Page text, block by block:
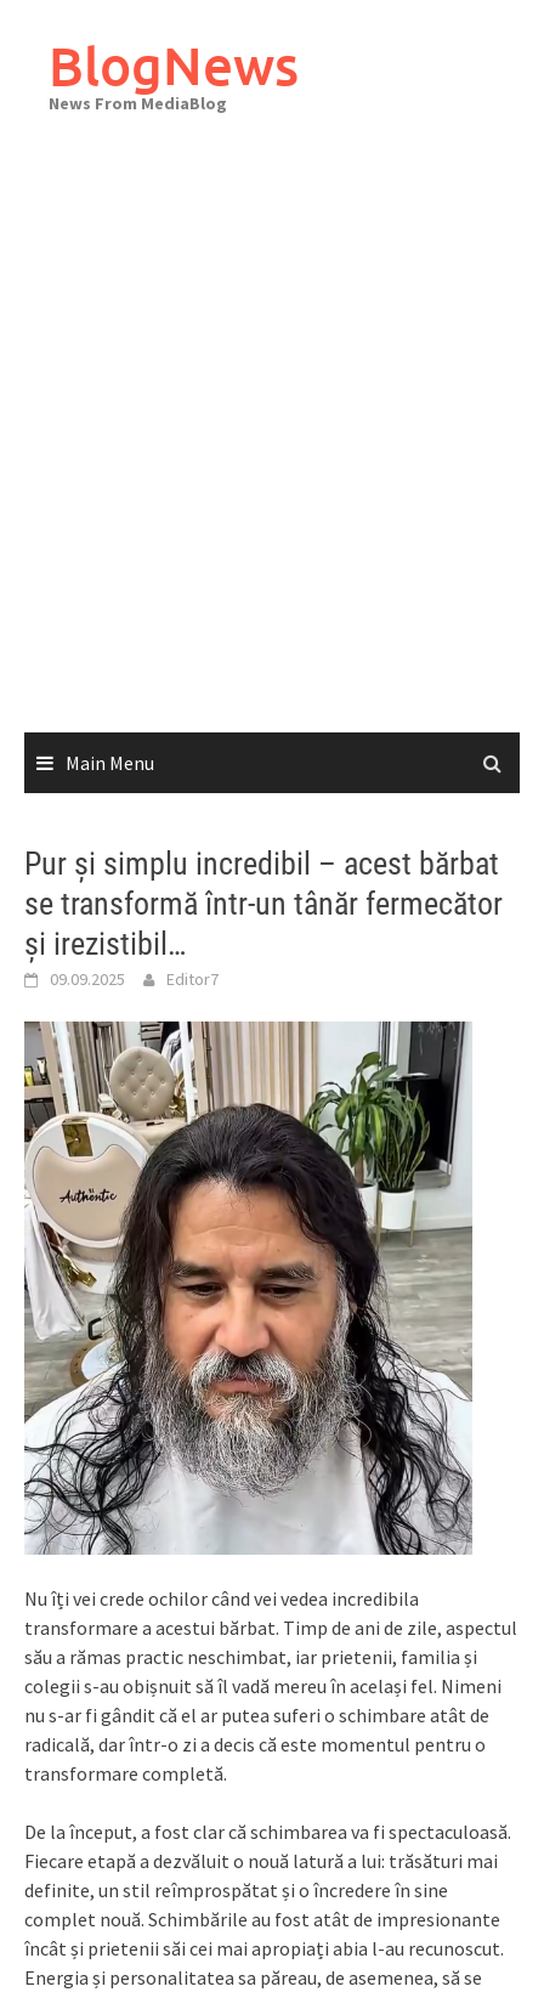
contentBlogNews
News From MediaBlog
Main Menu
Pur și simplu incredibil – acest bărbat
se transformă într-un tânăr fermecător
și irezistibil…
09.09.2025 Editor7
Nu îți vei crede ochilor când vei vedea incredibila
transformare a acestui bărbat. Timp de ani de zile, aspectul
său a rămas practic neschimbat, iar prietenii, familia și
colegii s-au obișnuit să îl vadă mereu în același fel. Nimeni
nu s-ar fi gândit că el ar putea suferi o schimbare atât de
radicală, dar într-o zi a decis că este momentul pentru o
transformare completă.
De la început, a fost clar că schimbarea va fi spectaculoasă.
Fiecare etapă a dezvăluit o nouă latură a lui: trăsături mai
definite, un stil reîmprospătat și o încredere în sine
complet nouă. Schimbările au fost atât de impresionante
încât și prietenii săi cei mai apropiați abia l-au recunoscut.
Energia și personalitatea sa păreau, de asemenea, să se